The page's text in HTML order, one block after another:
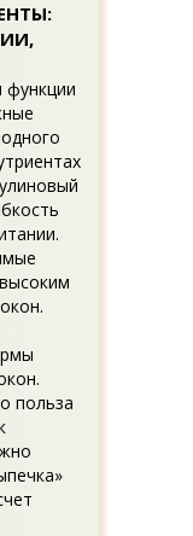
функции
польза